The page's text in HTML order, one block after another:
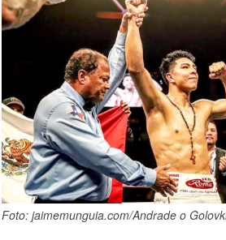
Foto: jaimemunguia.com/Andrade o